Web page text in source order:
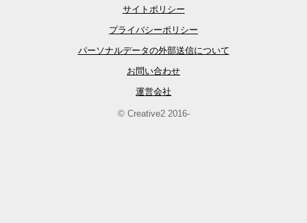
サイトポリシー
プライバシーポリシー
パーソナルデータの外部送信について
お問い合わせ
運営会社
© Creative2 2016-